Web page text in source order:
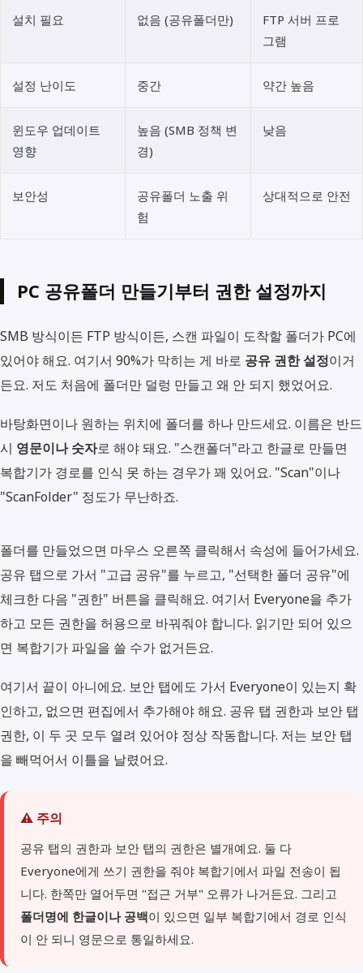
설치 필요 없음 (공유폴더만)
FTP 서버 프로
그램
설정 난이도 중간 약간 높음
윈도우 업데이트
영향
높음 (SMB 정책 변
경)
낮음
보안성
공유폴더 노출 위
험
상대적으로 안전
PC 공유폴더 만들기부터 권한 설정까지
SMB 방식이든 FTP 방식이든, 스캔 파일이 도착할 폴더가 PC에
있어야 해요. 여기서 90%가 막히는 게 바로 공유 권한 설정이거
든요. 저도 처음에 폴더만 덜렁 만들고 왜 안 되지 했었어요.
바탕화면이나 원하는 위치에 폴더를 하나 만드세요. 이름은 반드
시 영문이나 숫자로 해야 돼요. "스캔폴더"라고 한글로 만들면
복합기가 경로를 인식 못 하는 경우가 꽤 있어요. "Scan"이나
"ScanFolder" 정도가 무난하죠.
폴더를 만들었으면 마우스 오른쪽 클릭해서 속성에 들어가세요.
공유 탭으로 가서 "고급 공유"를 누르고, "선택한 폴더 공유"에
체크한 다음 "권한" 버튼을 클릭해요. 여기서 Everyone을 추가
하고 모든 권한을 허용으로 바꿔줘야 합니다. 읽기만 되어 있으
면 복합기가 파일을 쓸 수가 없거든요.
여기서 끝이 아니에요. 보안 탭에도 가서 Everyone이 있는지 확
인하고, 없으면 편집에서 추가해야 해요. 공유 탭 권한과 보안 탭
권한, 이 두 곳 모두 열려 있어야 정상 작동합니다. 저는 보안 탭
을 빼먹어서 이틀을 날렸어요.
⚠️ 주의
공유 탭의 권한과 보안 탭의 권한은 별개예요. 둘 다
Everyone에게 쓰기 권한을 줘야 복합기에서 파일 전송이 됩
니다. 한쪽만 열어두면 "접근 거부" 오류가 나거든요. 그리고
폴더명에 한글이나 공백이 있으면 일부 복합기에서 경로 인식
이 안 되니 영문으로 통일하세요.